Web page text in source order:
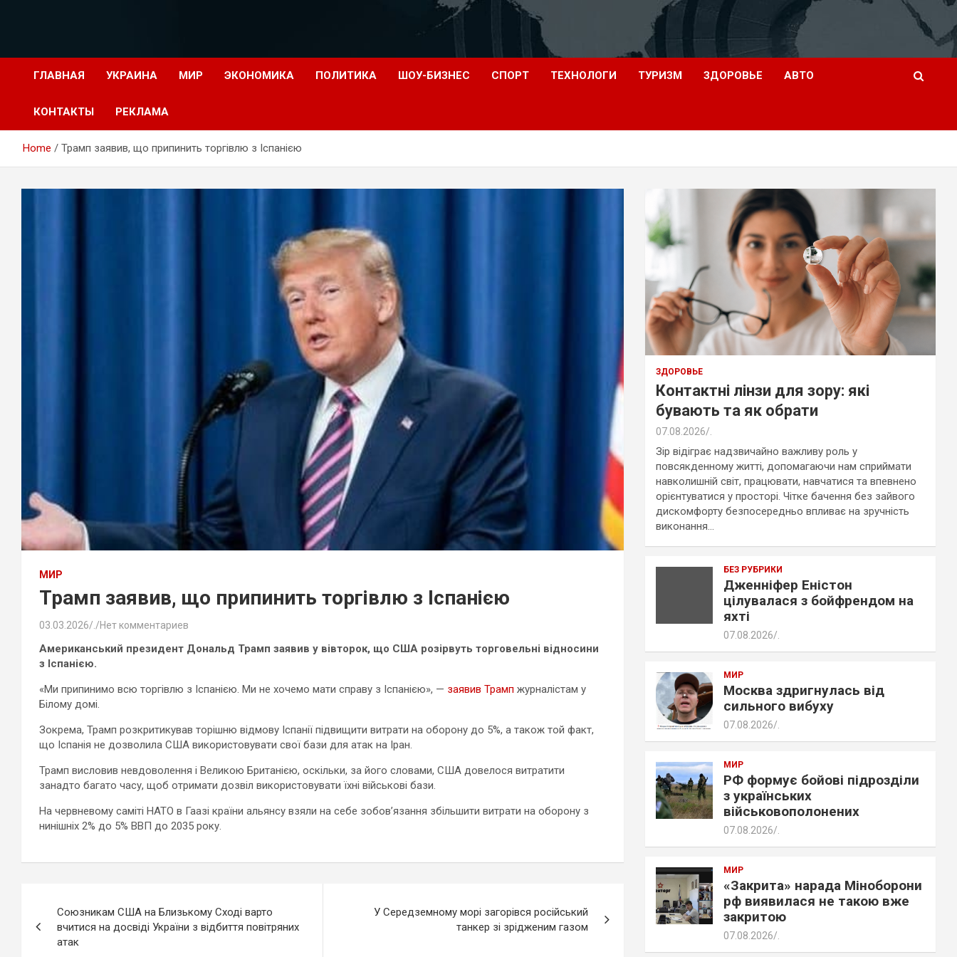
ГЛАВНАЯ УКРАИНА МИР ЭКОНОМИКА ПОЛИТИКА ШОУ-БИЗНЕС СПОРТ ТЕХНОЛОГИ ТУРИЗМ ЗДОРОВЬЕ АВТО
КОНТАКТЫ РЕКЛАМА
Home Трамп заявив, що припинить торгівлю з Іспанією
МИР
Трамп заявив, що припинить торгівлю з Іспанією
03.03.2026 Нет комментариев
Американський президент Дональд Трамп заявив у вівторок, що США розірвуть торговельні відносини
з Іспанією.
«Ми припинимо всю торгівлю з Іспанією. Ми не хочемо мати справу з Іспанією», — заявив Трамп журналістам у
Білому домі.
Зокрема, Трамп розкритикував торішню відмову Іспанії підвищити витрати на оборону до 5%, а також той факт,
що Іспанія не дозволила США використовувати свої бази для атак на Іран.
Трамп висловив невдоволення і Великою Британією, оскільки, за його словами, США довелося витратити
занадто багато часу, щоб отримати дозвіл використовувати їхні військові бази.
На червневому саміті НАТО в Гаазі країни альянсу взяли на себе зобов’язання збільшити витрати на оборону з
нинішніх 2% до 5% ВВП до 2035 року.
по
Союзникам США на Близькому Сході варто
вчитися на досвіді України з відбиття повітряних
атак
У Середземному морі загорівся російський
танкер зі зрідженим газом
ЗДОРОВЬЕ
Контактні лінзи для зору: які
бувають та як обрати
07.08.2026
Зір відіграє надзвичайно важливу роль у
повсякденному житті, допомагаючи нам сприймати
навколишній світ, працювати, навчатися та впевнено
орієнтуватися у просторі. Чітке бачення без зайвого
дискомфорту безпосередньо впливає на зручність
виконання…
БЕЗ РУБРИКИ
Дженніфер Еністон
цілувалася з бойфрендом на
яхті
07.08.2026
МИР
Москва здригнулась від
сильного вибуху
07.08.2026
МИР
РФ формує бойові підрозділи
з українських
військовополонених
07.08.2026
МИР
«Закрита» нарада Міноборони
рф виявилася не такою вже
закритою
07.08.2026